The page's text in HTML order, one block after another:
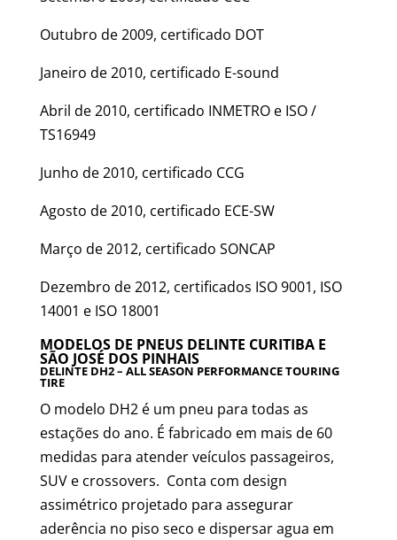
Outubro de 2009, certificado DOT
Janeiro de 2010, certificado E-sound
Abril de 2010, certificado INMETRO e ISO /
TS16949
Junho de 2010, certificado CCG
Agosto de 2010, certificado ECE-SW
Março de 2012, certificado SONCAP
Dezembro de 2012, certificados ISO 9001, ISO
14001 e ISO 18001
MODELOS DE PNEUS DELINTE CURITIBA E
SÃO JOSÉ DOS PINHAIS
DELINTE DH2 – ALL SEASON PERFORMANCE TOURING
TIRE
O modelo DH2 é um pneu para todas as
estações do ano. É fabricado em mais de 60
medidas para atender veículos passageiros,
SUV e crossovers. Conta com design
assimétrico projetado para assegurar
aderência no piso seco e dispersar agua em